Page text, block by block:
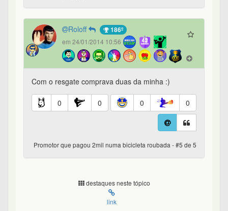
Roloff 186º
em 24/01/2014 10:56
Com o resgate comprava duas da minha :)
0 0 0 0
Promotor que pagou 2mil numa bicicleta roubada - #5 de 5
destaques neste tópico
link